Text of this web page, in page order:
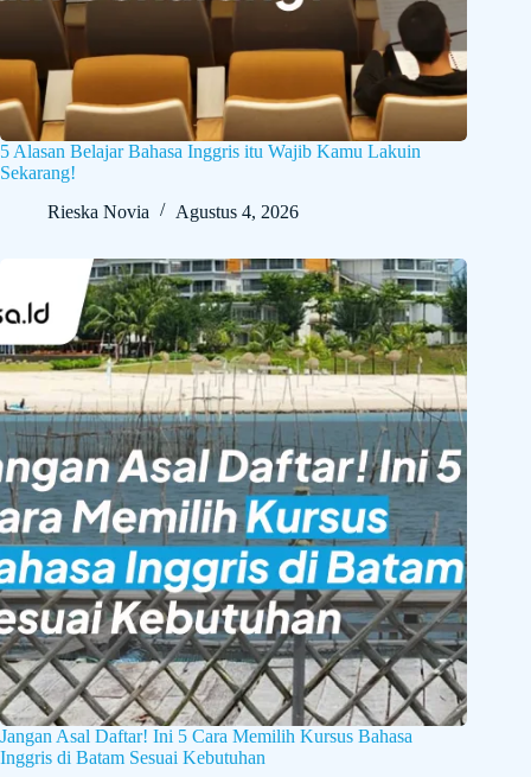
5 Alasan Belajar Bahasa Inggris itu Wajib Kamu Lakuin
Sekarang!
Rieska Novia
Agustus 4, 2026
Jangan Asal Daftar! Ini 5 Cara Memilih Kursus Bahasa
Inggris di Batam Sesuai Kebutuhan